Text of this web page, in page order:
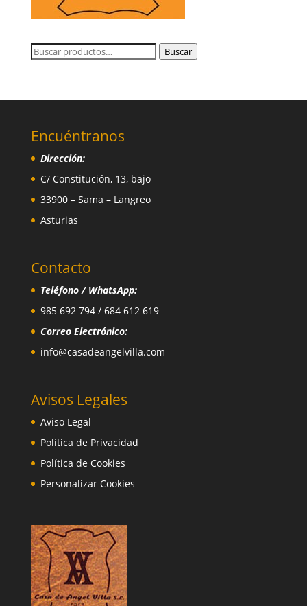
Buscar
Buscar
Encuéntranos
Dirección:
C/ Constitución, 13, bajo
33900 – Sama – Langreo
Asturias
Contacto
Teléfono / WhatsApp:
985 692 794 / 684 612 619
Correo Electrónico:
info@casadeangelvilla.com
Avisos Legales
Aviso Legal
Política de Privacidad
Política de Cookies
Personalizar Cookies